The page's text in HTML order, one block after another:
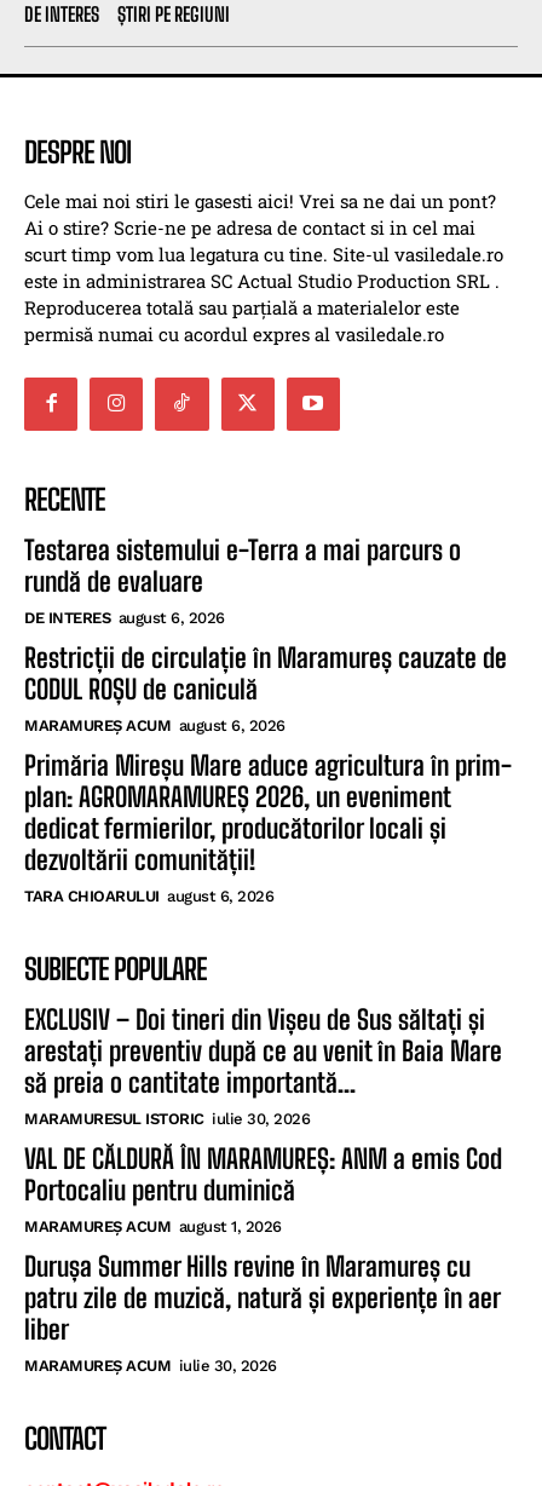
DE INTERES
ȘTIRI PE REGIUNI
DESPRE NOI
Cele mai noi stiri le gasesti aici! Vrei sa ne dai un pont?
Ai o stire? Scrie-ne pe adresa de contact si in cel mai
scurt timp vom lua legatura cu tine. Site-ul vasiledale.ro
este in administrarea SC Actual Studio Production SRL .
Reproducerea totală sau parțială a materialelor este
permisă numai cu acordul expres al vasiledale.ro
RECENTE
Testarea sistemului e-Terra a mai parcurs o
rundă de evaluare
DE INTERES august 6, 2026
Restricții de circulație în Maramureș cauzate de
CODUL ROȘU de caniculă
MARAMUREȘ ACUM august 6, 2026
Primăria Mireșu Mare aduce agricultura în prim-
plan: AGROMARAMUREȘ 2026, un eveniment
dedicat fermierilor, producătorilor locali și
dezvoltării comunității!
TARA CHIOARULUI august 6, 2026
SUBIECTE POPULARE
EXCLUSIV – Doi tineri din Vișeu de Sus săltați și
arestați preventiv după ce au venit în Baia Mare
să preia o cantitate importantă...
MARAMURESUL ISTORIC iulie 30, 2026
VAL DE CĂLDURĂ ÎN MARAMUREȘ: ANM a emis Cod
Portocaliu pentru duminică
MARAMUREȘ ACUM august 1, 2026
Durușa Summer Hills revine în Maramureș cu
patru zile de muzică, natură și experiențe în aer
liber
MARAMUREȘ ACUM iulie 30, 2026
CONTACT